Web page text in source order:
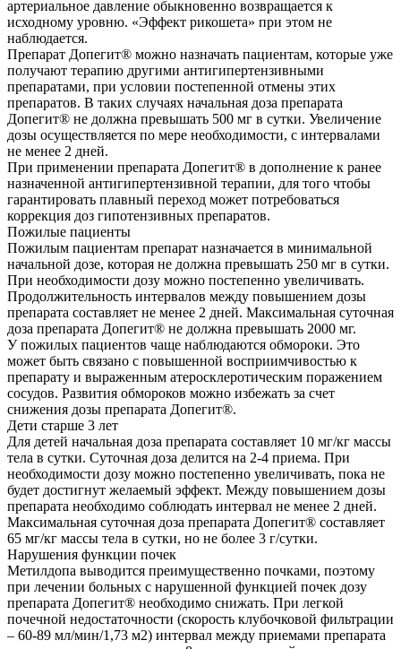
артериальное давление обыкновенно возвращается к
исходному уровню. «Эффект рикошета» при этом не
наблюдается.
Препарат Допегит® можно назначать пациентам, которые уже
получают терапию другими антигипертензивными
препаратами, при условии постепенной отмены этих
препаратов. В таких случаях начальная доза препарата
Допегит® не должна превышать 500 мг в сутки. Увеличение
дозы осуществляется по мере необходимости, с интервалами
не менее 2 дней.
При применении препарата Допегит® в дополнение к ранее
назначенной антигипертензивной терапии, для того чтобы
гарантировать плавный переход может потребоваться
коррекция доз гипотензивных препаратов.
Пожилые пациенты
Пожилым пациентам препарат назначается в минимальной
начальной дозе, которая не должна превышать 250 мг в сутки.
При необходимости дозу можно постепенно увеличивать.
Продолжительность интервалов между повышением дозы
препарата составляет не менее 2 дней. Максимальная суточная
доза препарата Допегит® не должна превышать 2000 мг.
У пожилых пациентов чаще наблюдаются обмороки. Это
может быть связано с повышенной восприимчивостью к
препарату и выраженным атеросклеротическим поражением
сосудов. Развития обмороков можно избежать за счет
снижения дозы препарата Допегит®.
Дети старше 3 лет
Для детей начальная доза препарата составляет 10 мг/кг массы
тела в сутки. Суточная доза делится на 2-4 приема. При
необходимости дозу можно постепенно увеличивать, пока не
будет достигнут желаемый эффект. Между повышением дозы
препарата необходимо соблюдать интервал не менее 2 дней.
Максимальная суточная доза препарата Допегит® составляет
65 мг/кг массы тела в сутки, но не более 3 г/сутки.
Нарушения функции почек
Метилдопа выводится преимущественно почками, поэтому
при лечении больных с нарушенной функцией почек дозу
препарата Допегит® необходимо снижать. При легкой
почечной недостаточности (скорость клубочковой фильтрации
– 60-89 мл/мин/1,73 м2) интервал между приемами препарата